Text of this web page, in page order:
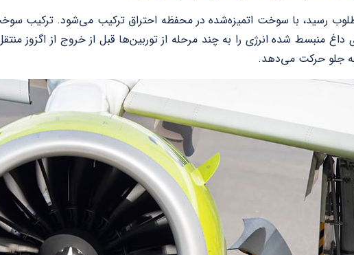
رسید، با سوخت اتمیزه‌شده در محفظه احتراق ترکیب می‌شود. ترکیب
داغ منبسط‌ شده انرژی را به چند مرحله از توربین‌ها قبل از خروج از اگزوز
به جلو حرکت می‌دهد.